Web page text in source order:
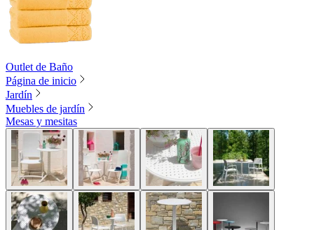
Outlet de Baño
Página de inicio
Jardín
Muebles de jardín
Mesas y mesitas